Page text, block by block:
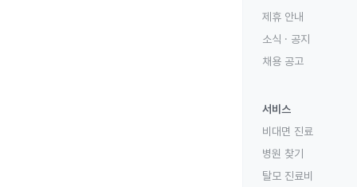
제휴 안내
소식 · 공지
채용 공고
서비스
비대면 진료
병원 찾기
탈모 진료비